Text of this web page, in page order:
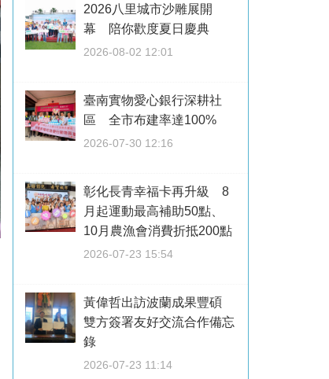
2026八里城市沙雕展開
幕 陪你歡度夏日慶典
2026-08-02 12:01
臺南實物愛心銀行深耕社
區 全市布建率達100%
2026-07-30 12:16
彰化長青幸福卡再升級 8
月起運動最高補助50點、
10月農漁會消費折抵200點
2026-07-23 15:54
黃偉哲出訪波蘭成果豐碩
雙方簽署友好交流合作備忘
錄
2026-07-23 11:14